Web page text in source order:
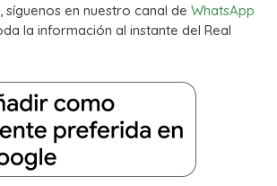
, síguenos en nuestro canal de WhatsApp
la información al instante del Real